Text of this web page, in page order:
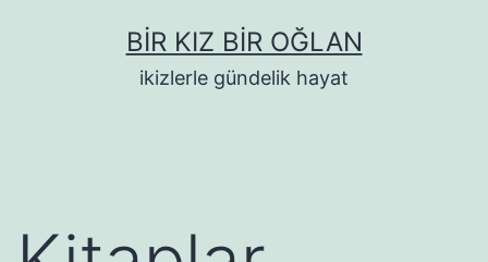
BIR KIZ BIR OĞLAN
ikizlerle gündelik hayat